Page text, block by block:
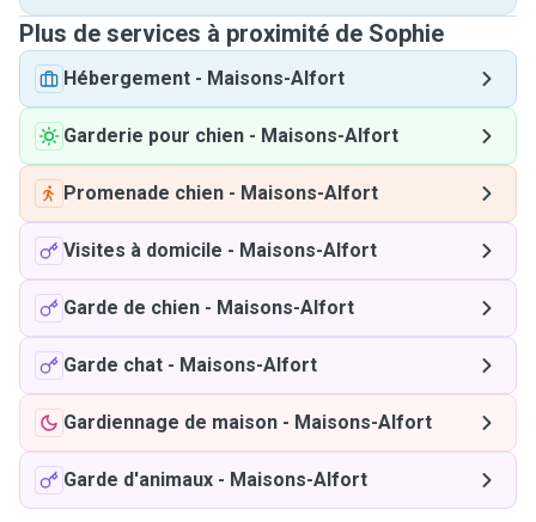
Plus de services à proximité de Sophie
Hébergement - Maisons-Alfort
Garderie pour chien - Maisons-Alfort
Promenade chien - Maisons-Alfort
Visites à domicile - Maisons-Alfort
Garde de chien - Maisons-Alfort
Garde chat - Maisons-Alfort
Gardiennage de maison - Maisons-Alfort
Garde d'animaux - Maisons-Alfort